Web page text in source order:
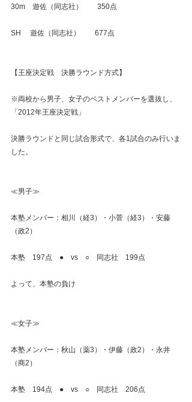
30m　遊佐（同志社）　　350点
SH　 遊佐（同志社）　　677点
【王座決定戦　決勝ラウンド方式】
※両校から男子、女子のベストメンバーを選抜し、
「2012年王座決定戦」
決勝ラウンドと同じ試合形式で、各1試合のみ行いま
した。
≪男子≫
本塾メンバー：相川（経3）・小菅（経3）・安藤
（政2）
本塾　197点　●　vs　○　同志社　199点
よって、本塾の負け
≪女子≫
本塾メンバー：秋山（薬3）・伊藤（政2）・永井
（商2）
本塾　194点　●　vs　○　同志社　206点